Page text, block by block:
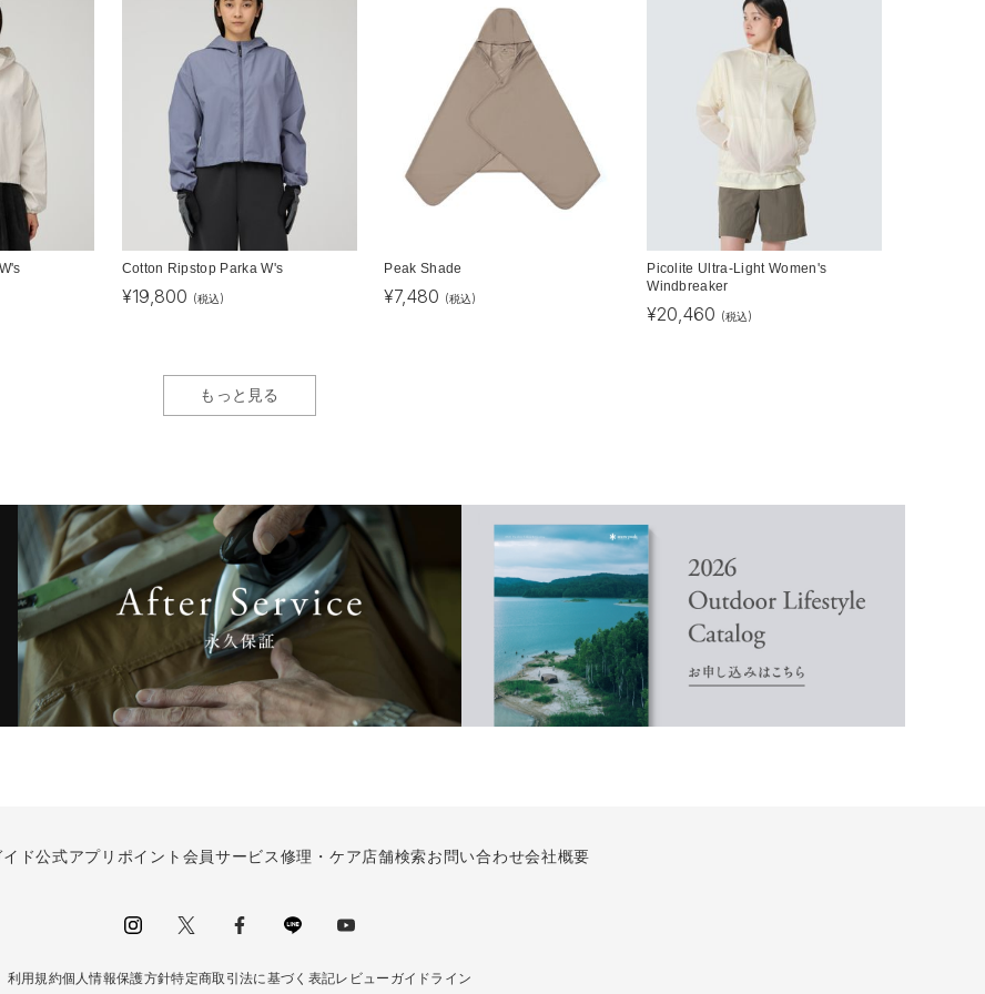
Cotton Ripstop Parka W's
¥19,800 (税込)
Peak Shade
¥7,480 (税込)
Picolite Ultra-Light Women's
Windbreaker
¥20,460 (税込)
もっと見る
イド公式アプリ ポイント会員サービス修理・ケア店舗検索お問い合わせ会社概要
利用規約個人情報保護方針特定商取引法に基づく表記レビューガイドライン